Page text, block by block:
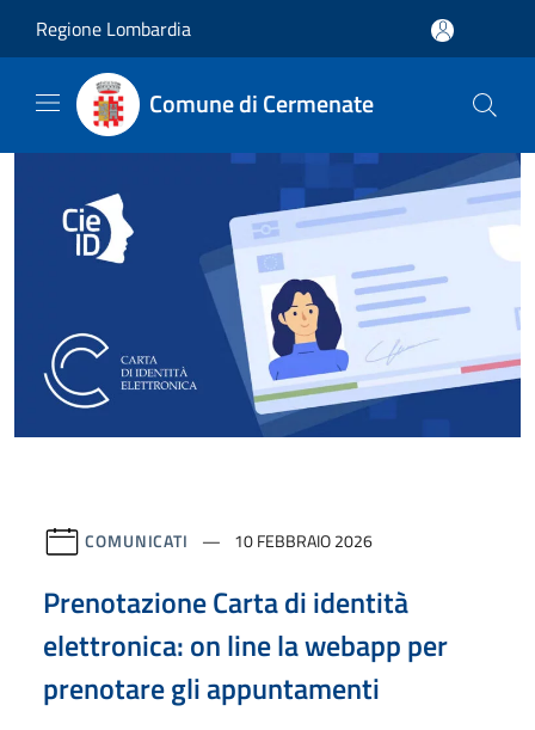
Regione Lombardia
Comune di Cermenate
COMUNICATI 10 FEBBRAIO 2026
Prenotazione Carta di identità
elettronica: on line la webapp per
prenotare gli appuntamenti